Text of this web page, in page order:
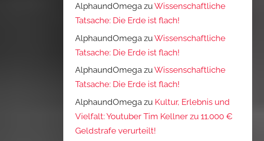
AlphaundOmega zuWissenschaftliche
Tatsache: Die Erde ist flach!
AlphaundOmega zuWissenschaftliche
Tatsache: Die Erde ist flach!
AlphaundOmega zuWissenschaftliche
Tatsache: Die Erde ist flach!
AlphaundOmega zu Kultur, Erlebnis und
Vielfalt: Youtuber Tim Kellner zu 11.000 €
Geldstrafe verurteilt!